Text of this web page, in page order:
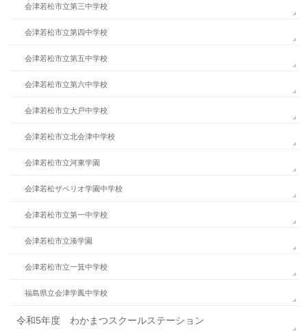
会津若松市立第三中学校
会津若松市立第四中学校
会津若松市立第五中学校
会津若松市立第六中学校
会津若松市立大戸中学校
会津若松市立北会津中学校
会津若松市立河東学園
会津若松ザベリオ学園中学校
会津若松市立第一中学校
会津若松市立湊学園
会津若松市立一箕中学校
福島県立会津学鳳中学校
令和5年度 わかまつスクールステーション